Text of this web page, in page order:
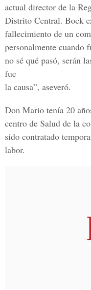
actual director de la
Distrito Central. Bock
fallecimiento de un
personalmente cuando
no sé qué pasó, serán
fue
la causa”, aseveró.
Don Mario tenía 20
centro de Salud de la
sido contratado
labor.